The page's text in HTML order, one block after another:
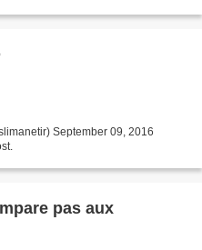
September 09, 2016
pas aux